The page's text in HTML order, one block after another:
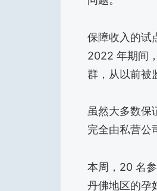
保障收入的
2022 年期间
群，从以前被
虽然大多数保
完全由私营公
本周，20 名
丹佛地区的孕